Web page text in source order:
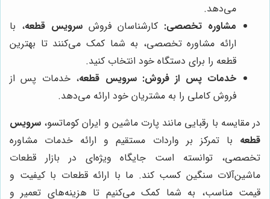
می‌دهد.
مشاوره تخصصی: کارشناسان فروش سرویس قطعه، با
ارائه مشاوره تخصصی، به شما کمک می‌کنند تا بهترین
قطعه را برای دستگاه خود انتخاب کنید.
خدمات پس از فروش: سرویس قطعه، خدمات پس از
فروش کاملی را به مشتریان خود ارائه می‌دهد.
در مقایسه با رقبایی مانند پارت ماشین و ایران کوماتسو، سرویس
قطعه با تمرکز بر واردات مستقیم و ارائه خدمات مشاوره
تخصصی، توانسته است جایگاه ویژه‌ای در بازار قطعات
ماشین‌آلات سنگین کسب کند. ما با ارائه قطعات با کیفیت و
قیمت مناسب، به شما کمک می‌کنیم تا هزینه‌های تعمیر و